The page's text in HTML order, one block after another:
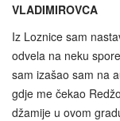
VLADIMIROVCA
Iz Loznice sam
odvela na neku
sam izašao sam na
gdje me čekao
džamije u ovom